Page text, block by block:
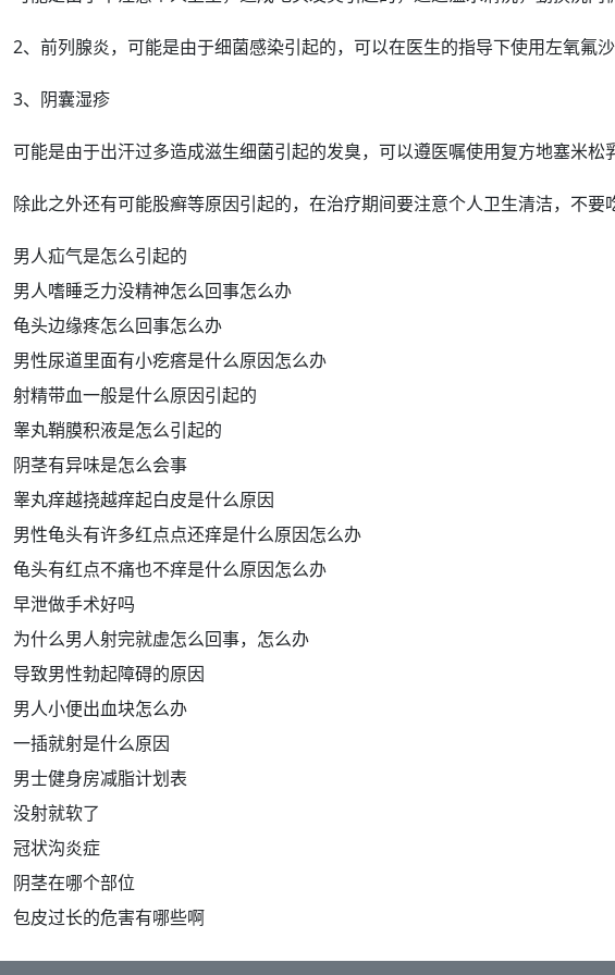
2、 前列腺炎，可能是由于细菌感染引起的，可以在医生的指导下使用左氧氟
3、 阴囊湿疹
可能是由于出汗过多造成滋生细菌引起的发臭，可以遵医嘱使用复方地塞米松
除此之外还有可能股癣等原因引起的，在治疗期间要注意个人卫生清洁，不要
男人疝气是怎么引起的
男人嗜睡乏力没精神怎么回事怎么办
龟头边缘疼怎么回事怎么办
男性尿道里面有小疙瘩是什么原因怎么办
射精带血一般是什么原因引起的
睾丸鞘膜积液是怎么引起的
阴茎有异味是怎么会事
睾丸痒越挠越痒起白皮是什么原因
男性龟头有许多红点点还痒是什么原因怎么办
龟头有红点不痛也不痒是什么原因怎么办
早泄做手术好吗
为什么男人射完就虚怎么回事，怎么办
导致男性勃起障碍的原因
男人小便出血块怎么办
一插就射是什么原因
男士健身房减脂计划表
没射就软了
冠状沟炎症
阴茎在哪个部位
包皮过长的危害有哪些啊